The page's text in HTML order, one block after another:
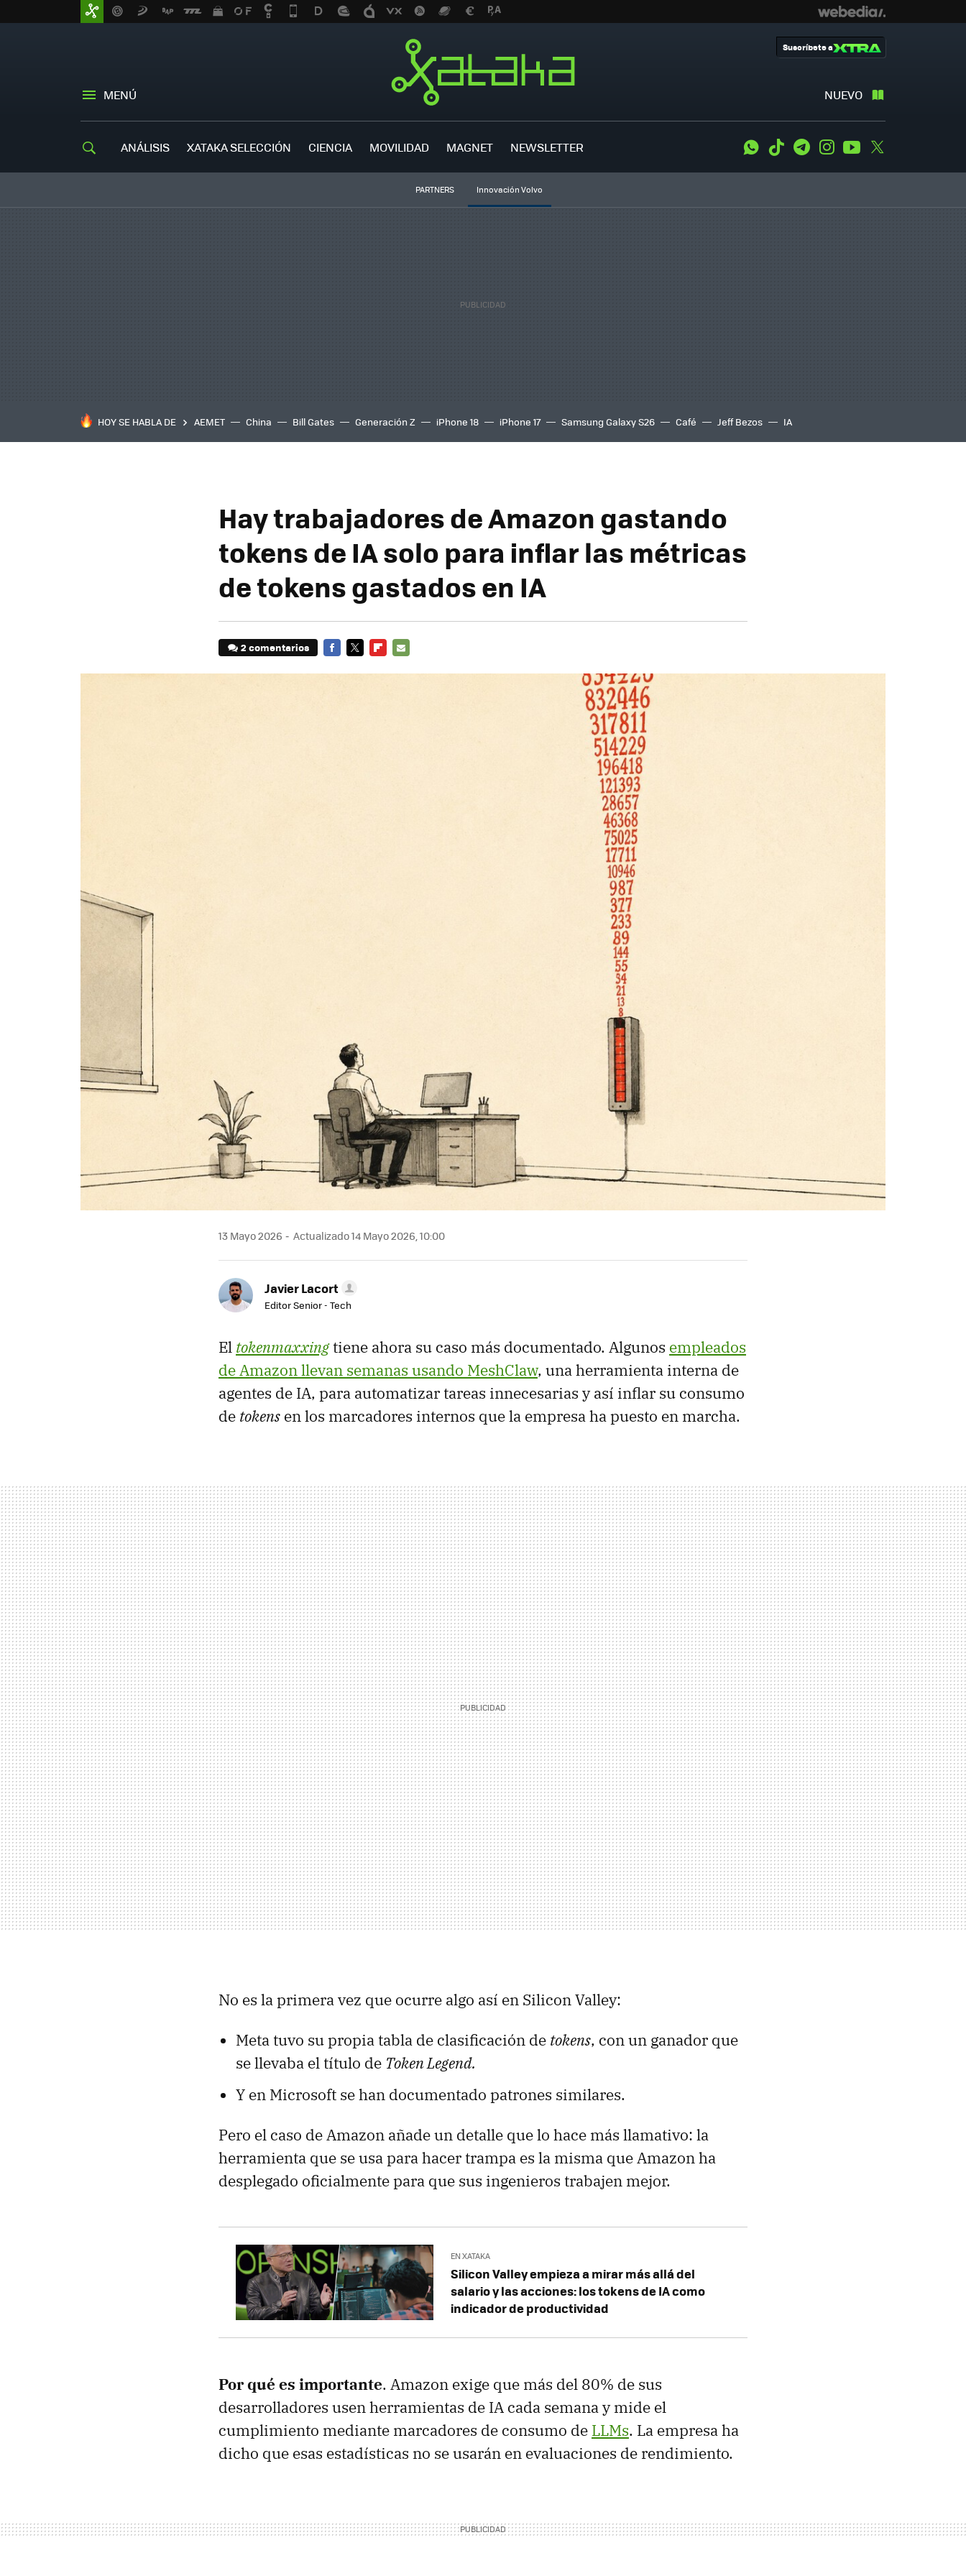
MENÚ NUEVO
Suscríbete a
ANÁLISIS XATAKA SELECCIÓN CIENCIA MOVILIDAD MAGNET NEWSLETTER WhatsApp
Tiktok TelegramInstagramYoutube
PARTNERS Innovación Volvo
HOY SE HABLA DE AEMET China Bill Gates Generación Z iPhone 18 iPhone 17 Samsung Galaxy S26 Café Jeff Bezos IA
Hay trabajadores de Amazon gastando
tokens de IA solo para inflar las métricas
de tokens gastados en IA
2 comentarios
13 Mayo 2026 Actualizado 14 Mayo 2026, 10:00
Javier Lacort
Editor Senior - Tech
El tokenmaxxingtiene ahora su caso más documentado. Algunos empleados
de Amazon llevan semanas usando MeshClaw, una herramienta interna de
agentes de IA, para automatizar tareas innecesarias y así inflar su consumo
de tokens en los marcadores internos que la empresa ha puesto en marcha.
No es la primera vez que ocurre algo así en Silicon Valley:
Meta tuvo su propia tabla de clasificación de tokens, con un ganador que
se llevaba el título de Token Legend.
Y en Microsoft se han documentado patrones similares.
Pero el caso de Amazon añade un detalle que lo hace más llamativo: la
herramienta que se usa para hacer trampa es la misma que Amazon ha
desplegado oficialmente para que sus ingenieros trabajen mejor.
EN XATAKA
Silicon Valley empieza a mirar más allá del
salario y las acciones: los tokens de IA como
indicador de productividad
Por qué es importante. Amazon exige que más del 80% de sus
desarrolladores usen herramientas de IA cada semana y mide el
cumplimiento mediante marcadores de consumo de LLMs. La empresa ha
dicho que esas estadísticas no se usarán en evaluaciones de rendimiento.